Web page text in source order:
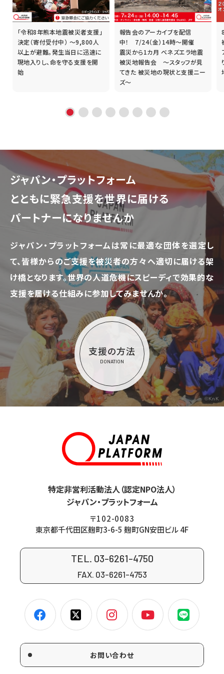
「令和8年熊本地震被災者支援」
決定（寄付受付中） ～9,800人
以上が避難。発生当日に迅速に
現地入りし、命を守る支援を開
始
報告会のアーカイブを配信
中！ 7/24（金）14時～開催
震災から1カ月 ベネズエラ地震
被災地報告会 ～スタッフが見
てきた 被災地の現状と支援ニー
ズ～
ジャパン・プラットフォーム
とともに緊急支援を世界に届ける
パートナーになりませんか
ジャパン・プラットフォームは常に最適な団体を選定し
て、皆様からのご支援を被災者の方々へ適切に届ける架
け橋となります。世界の人道危機にスピーディで効果的な
支援を届ける仕組みに参加してみませんか。
支援の方法
DONATION
©KnK
特定非営利活動法人（認定NPO法人）
ジャパン・プラットフォーム
〒102-0083
東京都千代田区麹町3-6-5 麹町GN安田ビル 4F
TEL. 03-6261-4750
FAX. 03-6261-4753
お問い合わせ